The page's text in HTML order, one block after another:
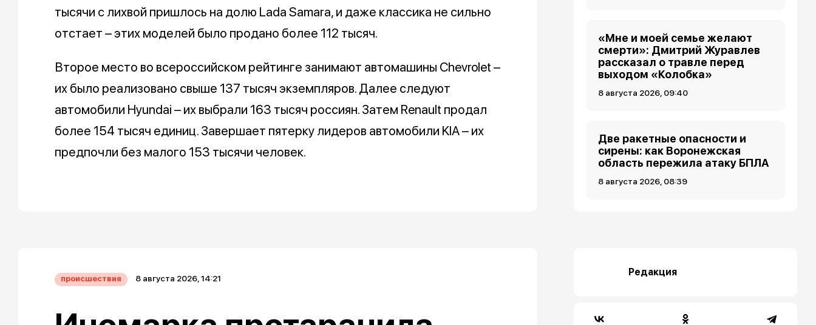
тысячи с лихвой пришлось на долю Lada Samara, и даже классика не сильно
отстает – этих моделей было продано более 112 тысяч.
Второе место во всероссийском рейтинге занимают автомашины Chevrolet –
их было реализовано свыше 137 тысяч экземпляров. Далее следуют
автомобили Hyundai – их выбрали 163 тысяч россиян. Затем Renault продал
более 154 тысяч единиц. Завершает пятерку лидеров автомобили KIA – их
предпочли без малого 153 тысячи человек.
«Мне и моей семье желают
смерти»: Дмитрий Журавлев
рассказал о травле перед
выходом «Колобка»
8 августа 2026, 09:40
Две ракетные опасности и
сирены: как Воронежская
область пережила атаку БПЛА
8 августа 2026, 08:39
происшествия 8 августа 2026, 14:21
Редакция